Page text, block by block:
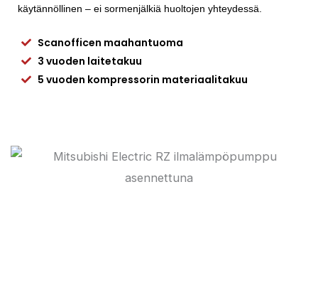
käytännöllinen – ei sormenjälkiä huoltojen yhteydessä.
Scanofficen maahantuoma
3 vuoden laitetakuu
5 vuoden kompressorin materiaalitakuu